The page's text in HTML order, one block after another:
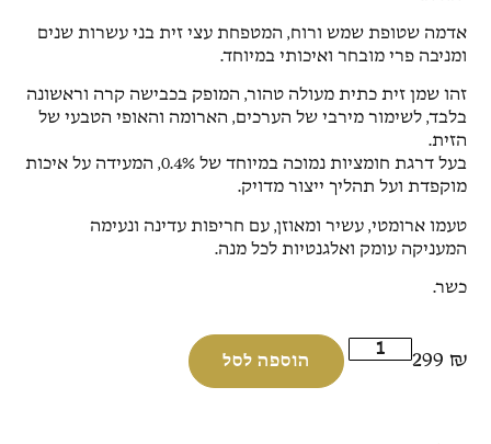
אדמה שטופת שמש ורוח, המטפחת עצי זית בני עשרות שנים
ומניבה פרי מובחר ואיכותי במיוחד.
זהו שמן זית כתית מעולה טהור, המופק בכבישה קרה וראשונה
בלבד, לשימור מירבי של הערכים, הארומה והאופי הטבעי של
הזית.
בעל דרגת חומציות נמוכה במיוחד של 0.4%, המעידה על איכות
מוקפדת ועל תהליך ייצור מדויק.
טעמו ארומטי, עשיר ומאוזן, עם חריפות עדינה ונעימה
המעניקה עומק ואלגנטיות לכל מנה.
כשר.
299 ₪ הוספה לסל